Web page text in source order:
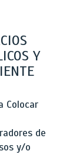
Y
Colocar
de
y/o